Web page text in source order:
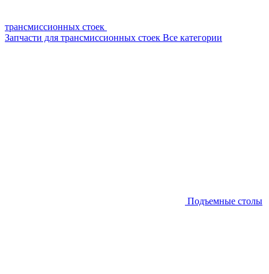
трансмиссионных стоек
Запчасти для трансмиссионных стоек Все категории
Подъемные столы